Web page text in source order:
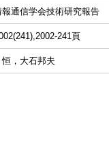
報通信学会技術研究報告
241頁
，大石邦夫